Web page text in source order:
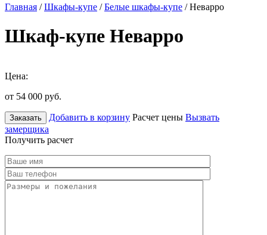
Главная /Шкафы-купе /Белые шкафы-купе / Неварро
Шкаф-купе Неварро
Цена:
от 54 000 руб.
Заказать Добавить в корзину Расчет цены Вызвать
замерщика
Получить расчет